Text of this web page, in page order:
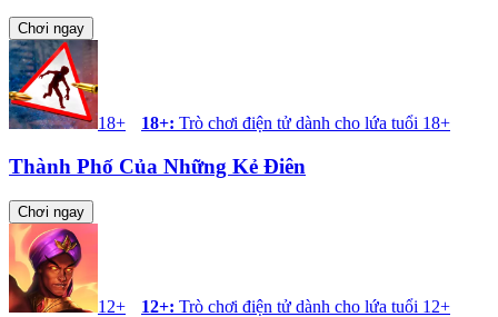
Chơi ngay
18+ 18+: Trò chơi điện tử dành cho lứa tuổi 18+
Thành Phố Của Những Kẻ Điên
Chơi ngay
12+ 12+: Trò chơi điện tử dành cho lứa tuổi 12+